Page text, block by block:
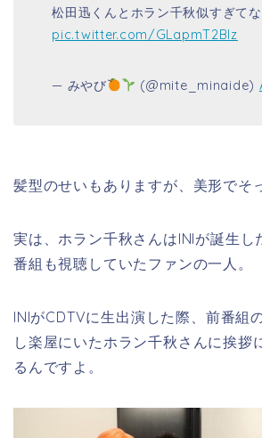
松田迅くんとホラン千秋似すぎて
pic.twitter.com/GLapmT2Blz
— みやび (@mite_minaide)
髪型のせいもありますが、美形でそ
実は、ホラン千秋さんはINIが誕生し
番組も視聴していたファンの一人。
INIがCDTVに生出演した際、前番組
し楽屋にいたホラン千秋さんに挨拶
るんですよ。